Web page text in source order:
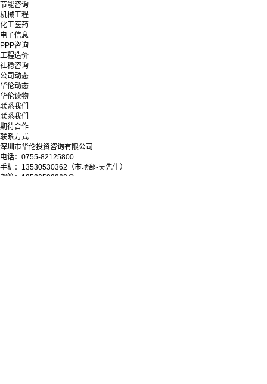
节能咨询
机械工程
化工医药
电子信息
PPP咨询
工程造价
社稳咨询
公司动态
华伦动态
华伦读物
联系我们
联系我们
期待合作
联系方式
深圳市华伦投资咨询有限公司
电话：0755-82125800
手机：13530530362（市场部-吴先生）
邮箱：13530530362@qq.com